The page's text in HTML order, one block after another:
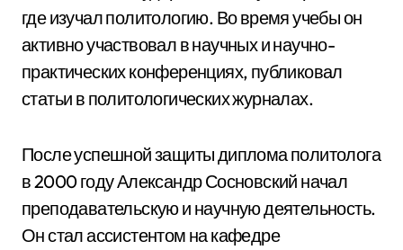
где изучал политологию. Во время учебы он
активно участвовал в научных и научно-
практических конференциях, публиковал
статьи в политологических журналах.
После успешной защиты диплома политолога
в 2000 году Александр Сосновский начал
преподавательскую и научную деятельность.
Он стал ассистентом на кафедре